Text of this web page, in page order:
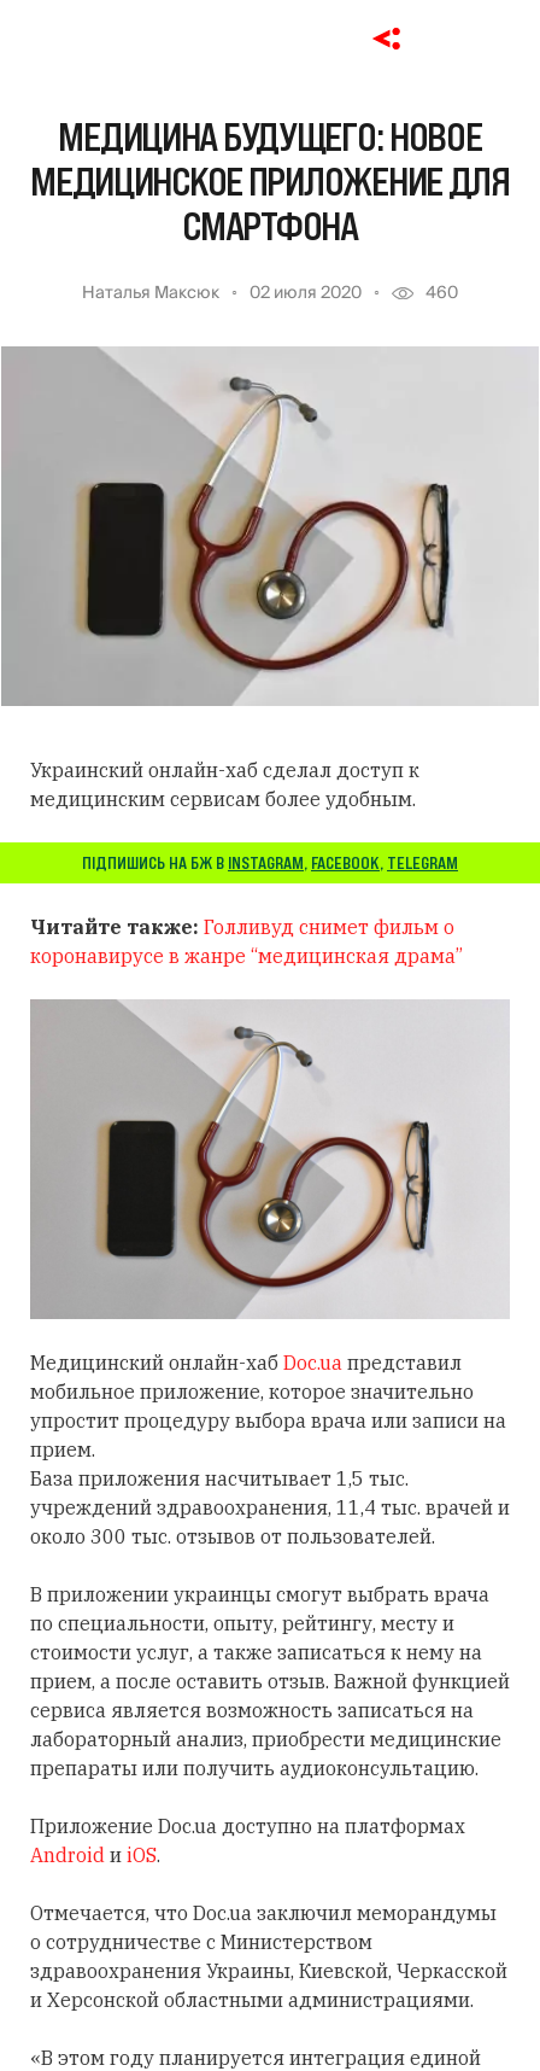
МЕДИЦИНА БУДУЩЕГО: НОВОЕ
МЕДИЦИНСКОЕ ПРИЛОЖЕНИЕ ДЛЯ
СМАРТФОНА
Наталья Максюк 02 июля 2020 460
Украинский онлайн-хаб сделал доступ к
медицинским сервисам более удобным.
ПІДПИШИСЬ НА БЖ В INSTAGRAM, FACEBOOK, TELEGRAM
Читайте также: Голливуд снимет фильм о
коронавирусе в жанре “медицинская драма”
Медицинский онлайн-хаб Doc.ua представил
мобильное приложение, которое значительно
упростит процедуру выбора врача или записи на
прием.
База приложения насчитывает 1,5 тыс.
учреждений здравоохранения, 11,4 тыс. врачей и
около 300 тыс. отзывов от пользователей.
В приложении украинцы смогут выбрать врача
по специальности, опыту, рейтингу, месту и
стоимости услуг, а также записаться к нему на
прием, а после оставить отзыв. Важной функцией
сервиса является возможность записаться на
лабораторный анализ, приобрести медицинские
препараты или получить аудиоконсультацию.
Приложение Doc.ua доступно на платформах
Android и iOS.
Отмечается, что Doc.ua заключил меморандумы
о сотрудничестве с Министерством
здравоохранения Украины, Киевской, Черкасской
и Херсонской областными администрациями.
«В этом году планируется интеграция единой